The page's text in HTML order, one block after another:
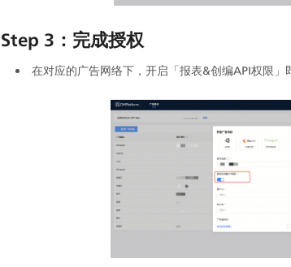
Step 3：完成授权
在对应的广告网络下，开启「报表&创编API权限」